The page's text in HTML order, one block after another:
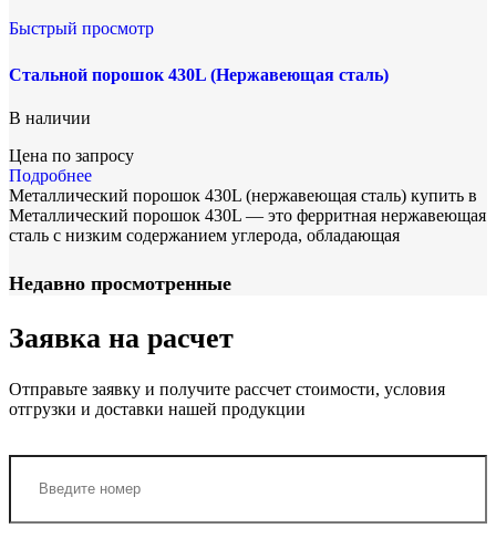
Быстрый просмотр
Стальной порошок 430L (Нержавеющая сталь)
В наличии
Цена по запросу
Подробнее
Металлический порошок 430L (нержавеющая сталь) купить в
Металлический порошок 430L — это ферритная нержавеющая
сталь с низким содержанием углерода, обладающая
Недавно просмотренные
Заявка на расчет
Отправьте заявку и получите рассчет стоимости, условия
отгрузки и доставки нашей продукции